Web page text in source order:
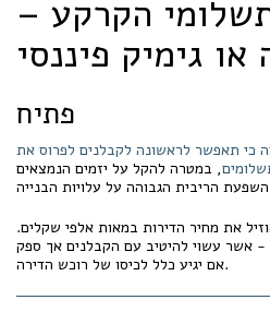
הקרקע –
פתיח
כי תאפשר לראשונה לקבלנים לפרוס את
, במטרה להקל על יזמים הנמצאים
את מחיר הדירות במאות אלפי שקלים.
- אשר עשוי להיטיב עם הקבלנים אך ספק
אם יגיע כלל לכיסו של רוכש הדירה.